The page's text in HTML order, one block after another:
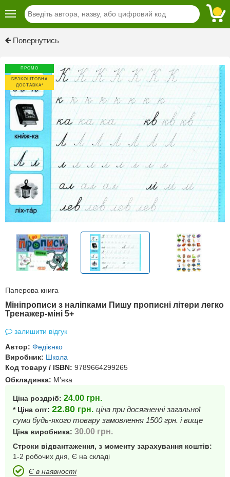
Повернутись
ПРОМО
БЕЗКОШТОВНА
ДОСТАВКА*
Паперова книга
Мініпрописи з наліпками Пишу прописні літери легко
Тренажер-міні 5+
залишити відгук
Автор: Федієнко
Виробник: Школа
Код товару / ISBN: 9789664299265
Обкладинка: М'яка
Ціна роздріб: 24.00 грн.
* Ціна опт: 22.80 грн. ціна при досягненні загальної
суми будь-якого товару замовлення 1500 грн. і вище
Ціна виробника: 30.00грн.
Строки відвантаження, з моменту зарахування коштів:
1-2 робочих дня, Є на складі
Є в наявності